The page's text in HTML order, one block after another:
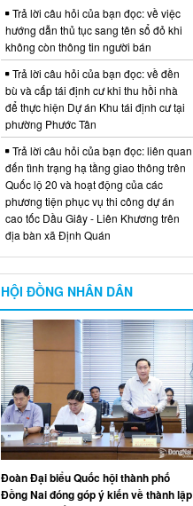
Trả lời câu hỏi của bạn đọc: về việc
hướng dẫn thủ tục sang tên sổ đỏ khi
không còn thông tin người bán
Trả lời câu hỏi của bạn đọc: về đền
bù và cấp tái định cư khi thu hồi nhà
để thực hiện Dự án Khu tái định cư tại
phường Phước Tân
Trả lời câu hỏi của bạn đọc: liên quan
đến tình trạng hạ tầng giao thông trên
Quốc lộ 20 và hoạt động của các
phương tiện phục vụ thi công dự án
cao tốc Dầu Giây - Liên Khương trên
địa bàn xã Định Quán
HỘI ĐỒNG NHÂN DÂN
Đoàn Đại biểu Quốc hội thành phố
Đồng Nai đóng góp ý kiến về thành lập